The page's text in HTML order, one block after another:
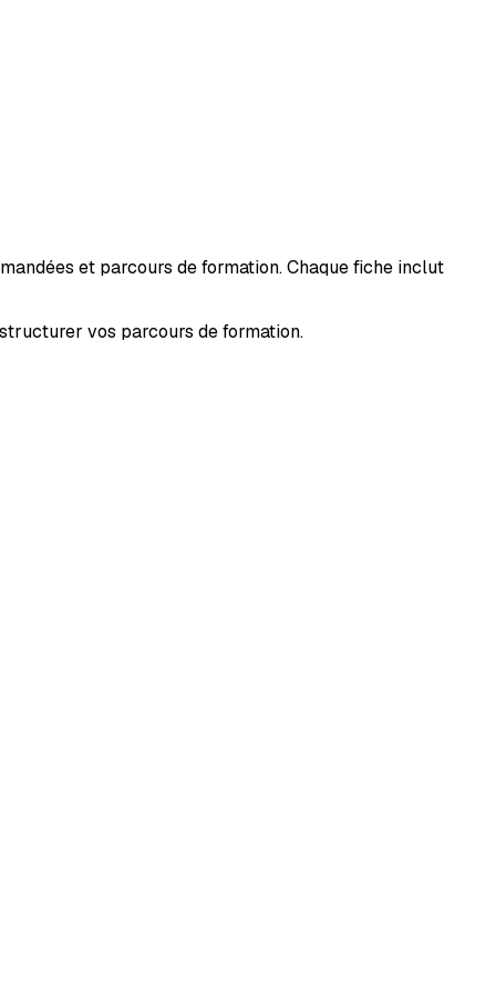
et parcours de formation. Chaque fiche inclut
vos parcours de formation.